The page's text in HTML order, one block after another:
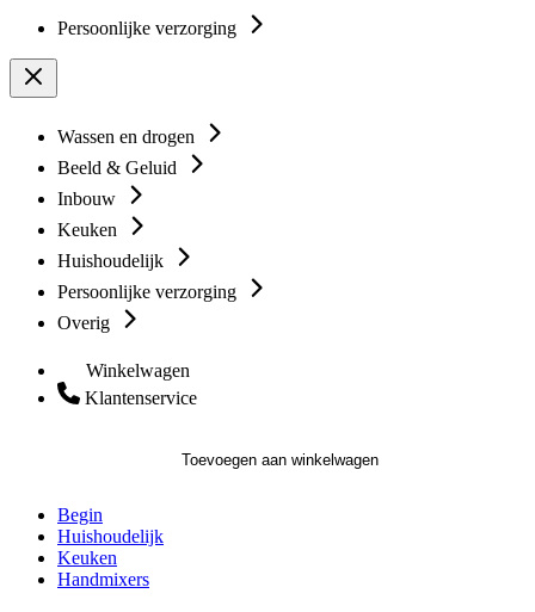
Persoonlijke verzorging
Wassen en drogen
Beeld & Geluid
Inbouw
Keuken
Huishoudelijk
Persoonlijke verzorging
Overig
Winkelwagen
Klantenservice
Toevoegen aan winkelwagen
Begin
Huishoudelijk
Keuken
Handmixers